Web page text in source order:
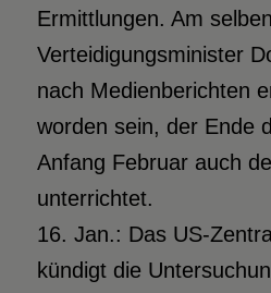
Ermittlungen. Am selben
Verteidigungsminister
nach Medienberichten
worden sein, der Ende
Anfang Februar auch
unterrichtet.
16. Jan.: Das US-
kündigt die